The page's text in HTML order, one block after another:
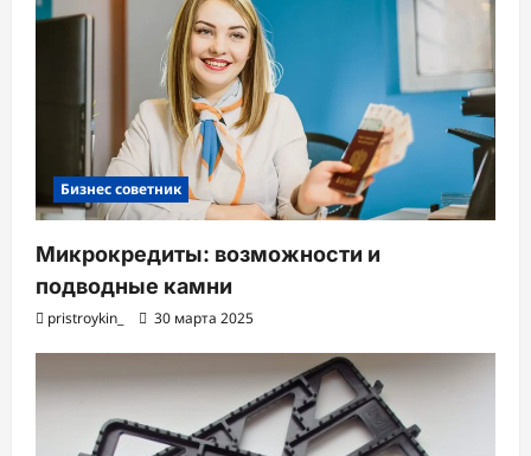
Бизнес советник
Микрокредиты: возможности и
подводные камни
pristroykin_ 30 марта 2025